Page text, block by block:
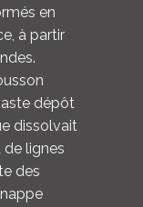
en
à partir
dépôt
dissolvait
de lignes
des